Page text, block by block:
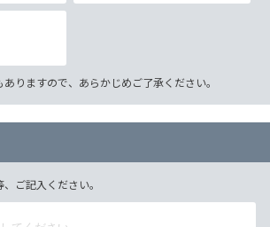
りますので、あらかじめご了承ください。
ご記入ください。